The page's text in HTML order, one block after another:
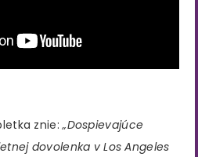
znie:„Dospievajúce
dovolenka v Los Angeles